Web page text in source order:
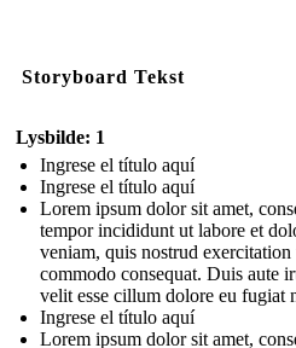
Storyboard Tekst
Lysbilde: 1
Ingrese el título aquí
Ingrese el título aquí
Lorem ipsum dolor sit amet,
tempor incididunt ut labore et
veniam, quis nostrud
commodo consequat. Duis aute
velit esse cillum dolore eu fugiat
Ingrese el título aquí
Lorem ipsum dolor sit amet,